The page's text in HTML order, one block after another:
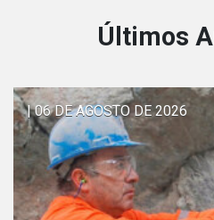
Últimos
| 06 DE AGOSTO DE 2026